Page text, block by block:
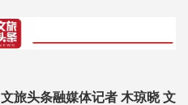
文旅头条融媒体记者 木琼晓 文